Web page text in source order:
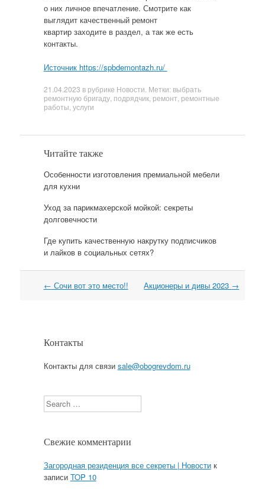
о них личное впечатление. Смотрите как
выглядит качественный ремонт
квартир заходите в раздел, а так же есть
контакты.
Источник https://spbdemontazh.ru/
21.04.2023 в рубрике Новости . Метки: выбрать
ремонтную бригаду, подрядчик, ремонт ремонтные
работы услуги
Читайте также
Особенности изготовления премиальной мебели
для кухни
Уход за парикмахерской мойкой: секреты
долговечности
Где купить качественную накрутку подписчиков
и лайков в социальных сетях?
Навигация
← Сочи вот это место!! Акционеры и дивы 2023 →
Контакты
Контакты для связи sale@obogrevdom.ru
Search
Свежие комментарии
Загородная резиденция все секреты | Новостик
записи TOP 10